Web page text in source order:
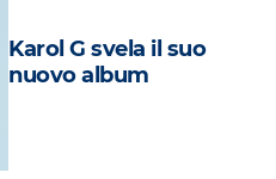
Karol G svela il suo
nuovo album